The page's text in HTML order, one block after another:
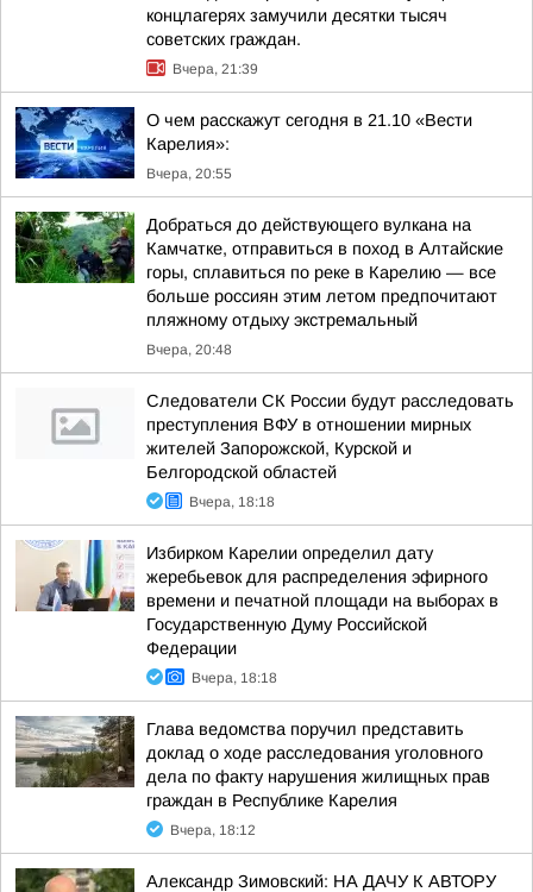
концлагерях замучили десятки тысяч
советских граждан.
Вчера, 21:39
О чем расскажут сегодня в 21.10 «Вести
Карелия»:
Вчера, 20:55
Добраться до действующего вулкана на
Камчатке, отправиться в поход в Алтайские
горы, сплавиться по реке в Карелию — все
больше россиян этим летом предпочитают
пляжному отдыху экстремальный
Вчера, 20:48
Следователи СК России будут расследовать
преступления ВФУ в отношении мирных
жителей Запорожской, Курской и
Белгородской областей
Вчера, 18:18
Избирком Карелии определил дату
жеребьевок для распределения эфирного
времени и печатной площади на выборах в
Государственную Думу Российской
Федерации
Вчера, 18:18
Глава ведомства поручил представить
доклад о ходе расследования уголовного
дела по факту нарушения жилищных прав
граждан в Республике Карелия
Вчера, 18:12
Александр Зимовский: НА ДАЧУ К АВТОРУ